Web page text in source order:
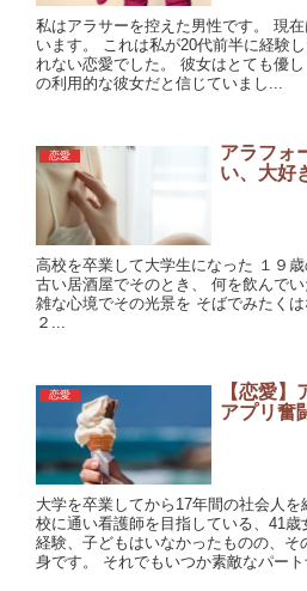
私はアラサーを控えた男性です。 現
います。 これは私が20代前半に経験
れない恋愛でした。 彼女はとても優
の利用的な彼女だと信じていまし...
恋愛
アラフォ
い、大好
高校を卒業して大学生になった １９
古い居酒屋でそのとき、 何を飲んで
雑な心境でその光景を そばでみたくは
２...
恋愛
【恋愛
アプリ奮
大学を卒業してから17年間の社会人
校に通い看護師を目指している、41
経験、子どもはいなかったものの、そ
身です。 それでもいつか素敵なパー